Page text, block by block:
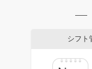
シフト